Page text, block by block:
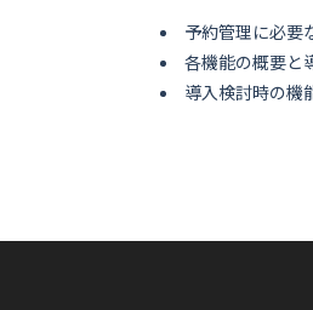
予約管理に必要
各機能の概要と
導入検討時の機